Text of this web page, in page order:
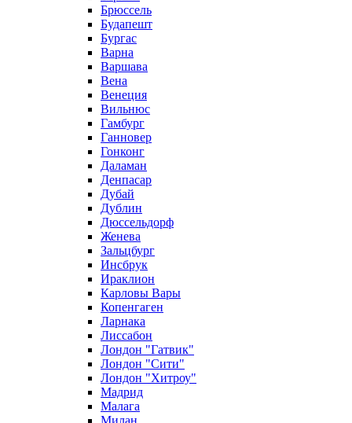
Брюссель
Будапешт
Бургас
Варна
Варшава
Вена
Венеция
Вильнюс
Гамбург
Ганновер
Гонконг
Даламан
Денпасар
Дубай
Дублин
Дюссельдорф
Женева
Зальцбург
Инсбрук
Ираклион
Карловы Вары
Копенгаген
Ларнака
Лиссабон
Лондон "Гатвик"
Лондон "Сити"
Лондон "Хитроу"
Мадрид
Малага
Милан